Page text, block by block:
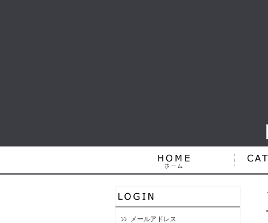
メールアドレス